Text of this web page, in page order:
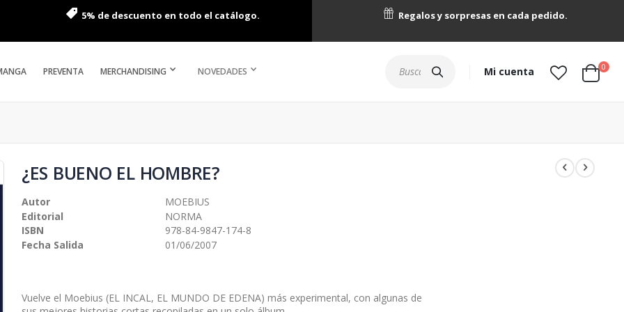
5% de descuento en todo el catálogo. Regalos y sorpresas en cada pedido.
PREVENTA MERCHANDISING NOVEDADES Mi cuenta Cart
0
¿ES BUENO EL HOMBRE?
Autor
MOEBIUS
Editorial
NORMA
ISBN
978-84-9847-174-8
Fecha Salida
01/06/2007
Vuelve el Moebius (EL INCAL, EL MUNDO DE EDENA) más experimental, con algunas de